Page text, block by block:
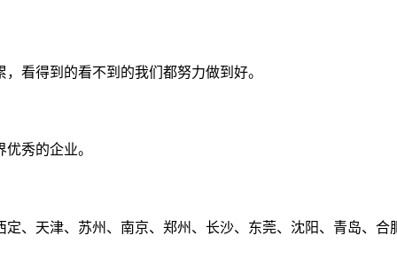
看得到的看不到的我们都努力做到好。
秀的企业。
、天津、苏州、南京、郑州、长沙、东莞、沈阳、青岛、合